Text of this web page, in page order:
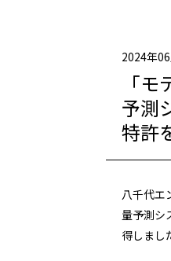
2024年
「
予測
特許
八千代エ
量予測シ
得しまし